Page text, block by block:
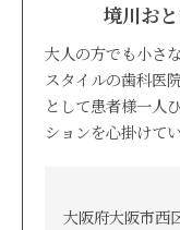
境川お
大人の方でも小さ
スタイルの歯科医
として患者様一人
ションを心掛けてい
大阪府大阪市西